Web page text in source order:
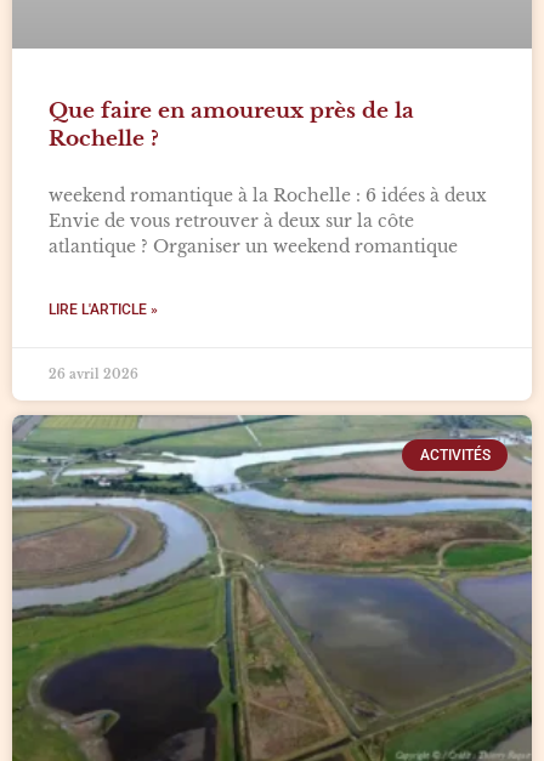
Que faire en amoureux près de la
Rochelle ?
weekend romantique à la Rochelle : 6 idées à deux
Envie de vous retrouver à deux sur la côte
atlantique ? Organiser un weekend romantique
LIRE L'ARTICLE »
26 avril 2026
ACTIVITÉS